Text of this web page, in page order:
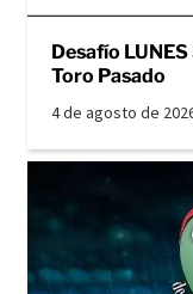
Desafío
Toro Pasado
4 de agosto de